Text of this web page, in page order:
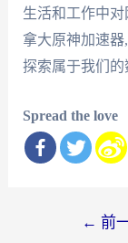
生活和工作中
拿大原神加速
探索属于我们的
Spread the love
← 前